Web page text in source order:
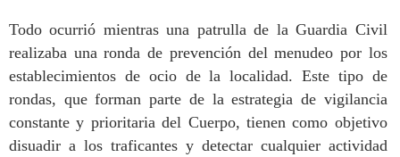
Todo ocurrió mientras una patrulla de la Guardia Civil
realizaba una ronda de prevención del menudeo por los
establecimientos de ocio de la localidad. Este tipo de
rondas, que forman parte de la estrategia de vigilancia
constante y prioritaria del Cuerpo, tienen como objetivo
disuadir a los traficantes y detectar cualquier actividad